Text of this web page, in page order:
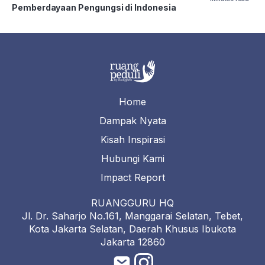
Pemberdayaan Pengungsi di Indonesia
Home
Dampak Nyata
Kisah Inspirasi
Hubungi Kami
Impact Report
RUANGGURU HQ
Jl. Dr. Saharjo No.161, Manggarai Selatan, Tebet,
Kota Jakarta Selatan, Daerah Khusus Ibukota
Jakarta 12860